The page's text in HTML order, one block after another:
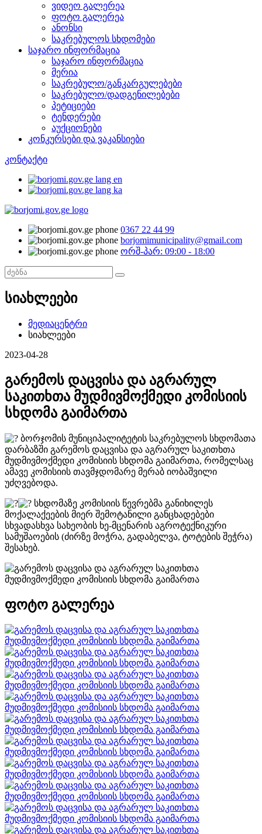
ვიდეო გალერეა
ფოტო გალერეა
ანონსი
საკრებულოს სხდომები
საჯარო ინფორმაცია
საჯარო ინფორმაცია
მერია
საკრებულო/განკარგულებები
საკრებულო/დადგენილებები
პეტიციები
ტენდერები
აუქციონები
კონკურსები და ვაკანსიები
კონტაქტი
0367 22 44 99
borjomimunicipality@gmail.com
ორშ-პარ: 09:00 - 18:00
სიახლეები
მედიაცენტრი
სიახლეები
2023-04-28
გარემოს დაცვისა და აგრარულ
საკითხთა მუდმივმოქმედი კომისიის
სხდომა გაიმართა
ბორჯომის მუნიციპალიტეტის საკრებულოს სხდომათა
დარბაზში გარემოს დაცვისა და აგრარულ საკითხთა
მუდმივმოქმედი კომისიის სხდომა გაიმართა, რომელსაც
ამავე კომისიის თავმჯდომარე მერაბ იობაშვილი
უძღვებოდა.
სხდომაზე კომისიის წევრებმა განიხილეს
მოქალაქეების მიერ შემოტანილი განცხადებები
სხვადასხვა სახეობის ხე-მცენარის აგროტექნიკური
სამუშაოების (ძირზე მოჭრა, გადაბელვა, ტოტების შეჭრა)
შესახებ.
ფოტო გალერეა